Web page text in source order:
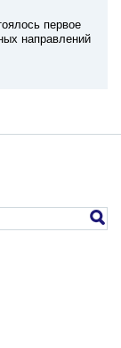
первое
направлений